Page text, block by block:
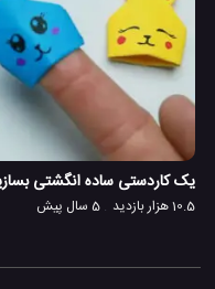
یک کاردستی ساده انگشتی
10.5 هزار بازدید 5 سال پیش